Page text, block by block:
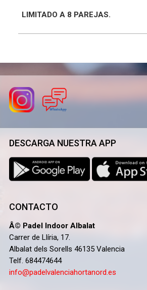
LIMITADO A 8 PAREJAS.
DESCARGA NUESTRA APP
CONTACTO
Â© Padel Indoor Albalat
Carrer de Llíria, 17.
Albalat dels Sorells 46135 Valencia
Telf. 684474644
info@padelvalenciahortanord.es